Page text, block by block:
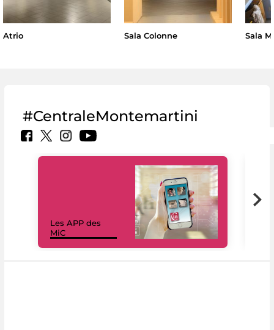
Atrio Sala Colonne Sala
#CentraleMontemartini
Les APP des
MiC